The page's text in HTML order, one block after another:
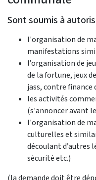
Sont soumis à
l'organisation de
manifestations
l’organisation de
de la fortune, jeux
jass, contre finance
les activités
(s'annoncer avant
l'organisation de
culturelles et
découlant d’autres
sécurité etc.)
(la demande doit être